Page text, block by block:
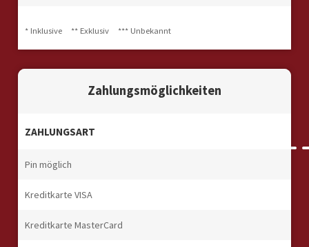
* Inklusive ** Exklusiv *** Unbekannt
Zahlungsmöglichkeiten
ZAHLUNGSART
Pin möglich
Kreditkarte VISA
Kreditkarte MasterCard